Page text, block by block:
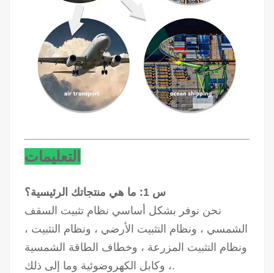
التعليمات
س 1: ما هي منتجاتك الرئيسية؟
نحن نوفر بشكل أساسي نظام تثبيت السقف
الشمسي ، ونظام التثبيت الأرضي ، ونظام التثبيت ،
ونظام التثبيت المزرعة ، وخطاف الطاقة الشمسية
، وكابل الكهروضوئية وما إلى ذلك.